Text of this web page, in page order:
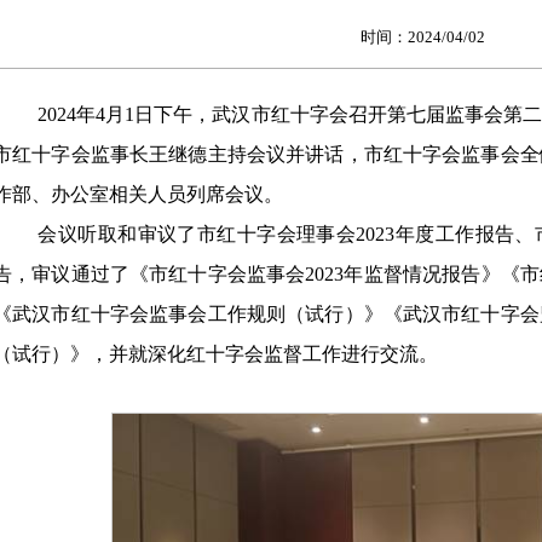
时间：2024/04/02
2024年4月1日下午，武汉市红十字会召开第七届监事会第
红十字会监事长王继德主持会议并讲话，市红十字会监事会
部、办公室相关人员列席会议。
会议听取和审议了市红十字会理事会2023年度工作报告
，审议通过了《市红十字会监事会2023年监督情况报告》《
武汉市红十字会监事会工作规则（试行）》《武汉市红十字
试行）》，并就深化红十字会监督工作进行交流。‍